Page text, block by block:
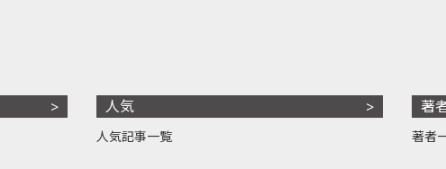
人気
人気記事一覧
著
著者